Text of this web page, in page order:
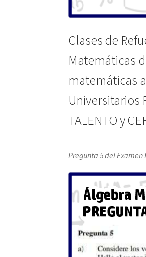
Clases de
Matemáticas
matemáticas
Universitarios
TALENTO y
Pregunta 5 del Examen